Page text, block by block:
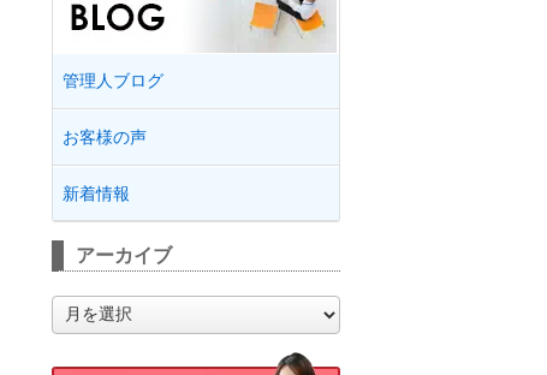
管理人ブログ
お客様の声
新着情報
アーカイブ
ー